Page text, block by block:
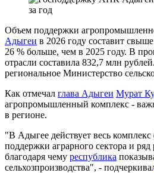
Объем поддержки
Адыгеи в 2026 году составит
26 % больше, чем в 2025 году. В
отрасли составила 832,7 млн
региональное Министерство
Как отмечал глава Адыгеи Мурат
агропромышленный комплекс -
в регионе.
"В Адыгее действует весь
поддержки аграрного сектора и ряд
благодаря чему республика
сельхозпроизводства", -